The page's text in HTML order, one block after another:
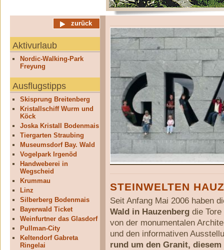
zurück
Aktivurlaub
Nordic-Walking-Park
Freyung
Ausflugstipps
Skisprung Breitenberg
Kristallschiff Wurm und
Köck
Joska Kristall Bodenmais
Tiergarten Straubing
Museumsdorf Bay. Wald
Vogelpark Irgenöd
Handweberei in
Wegscheid
Krummau
Linz
Silberberg Bodenmais
Bayerwald Ticket
Weinfurtner das Glasdorf
Pullman-City
Keltendorf Gabreta
Ringelai
STEINWELTEN
Seit Anfang Mai 2006 haben
Wald in Hauzenberg die
von der monumentalen
und den informativen
rund um den Granit, diesem